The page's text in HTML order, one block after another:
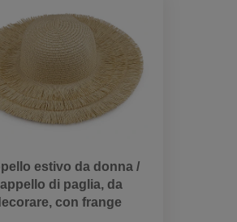
estivo da donna /
di paglia, da
con frange